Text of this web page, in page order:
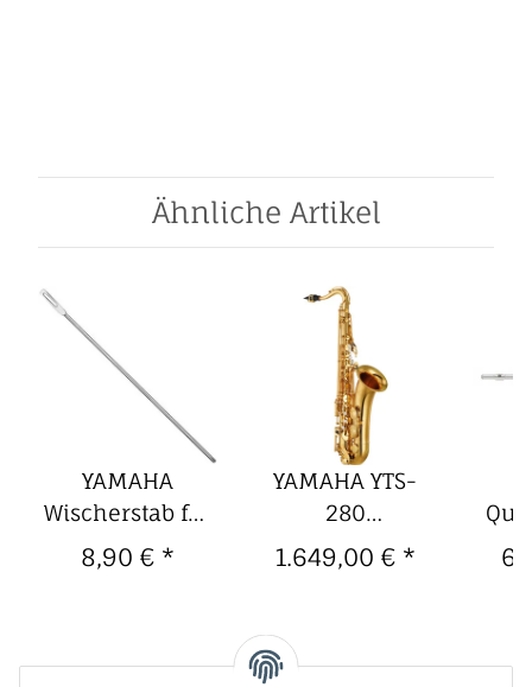
Ähnliche Artikel
YAMAHA
Wischerstab für
Piccoloflöte
Metall
8,90 € *
YAMAHA YTS-
280
Tenorsaxophon
1.649,00 € *